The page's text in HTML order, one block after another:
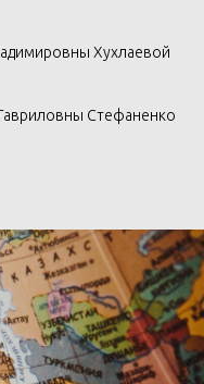
Хухлаевой
Стефаненко